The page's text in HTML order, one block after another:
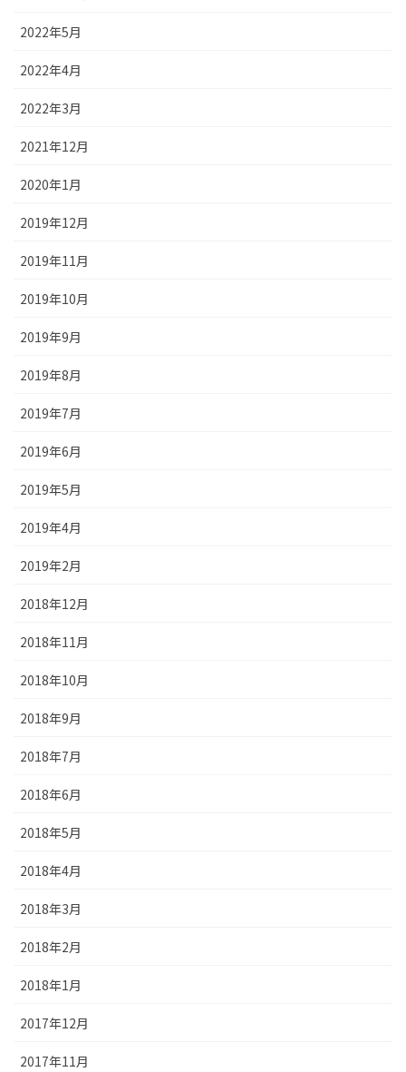
2022年5月
2022年4月
2022年3月
2021年12月
2020年1月
2019年12月
2019年11月
2019年10月
2019年9月
2019年8月
2019年7月
2019年6月
2019年5月
2019年4月
2019年2月
2018年12月
2018年11月
2018年10月
2018年9月
2018年7月
2018年6月
2018年5月
2018年4月
2018年3月
2018年2月
2018年1月
2017年12月
2017年11月